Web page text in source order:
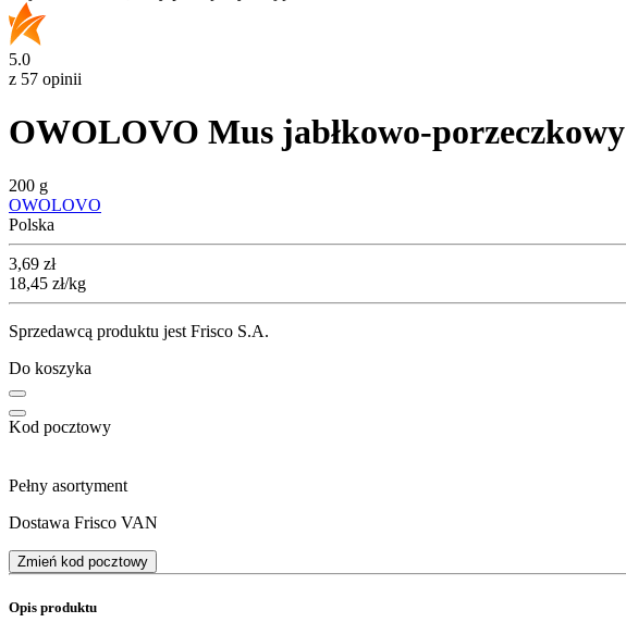
5.0
z 57 opinii
OWOLOVO Mus jabłkowo-porzeczkowy
200 g
OWOLOVO
Polska
Cena
3,69 zł
18,45 zł/kg
Sprzedawcą produktu jest Frisco S.A.
Do koszyka
Kod pocztowy
Pełny asortyment
Dostawa Frisco VAN
Zmień kod pocztowy
Opis produktu